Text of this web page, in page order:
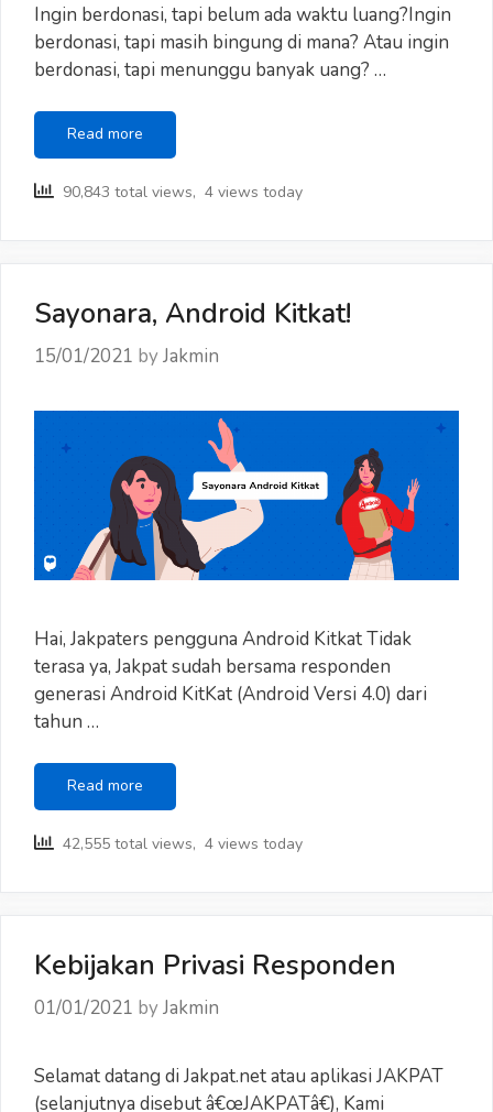
Ingin berdonasi, tapi belum ada waktu luang?Ingin
berdonasi, tapi masih bingung di mana? Atau ingin
berdonasi, tapi menunggu banyak uang? …
Read more
Ikut
Melalui
90,843 total views, 4 views today
Sayonara, Android Kitkat!
15/01/2021 byJakmin
Hai, Jakpaters pengguna Android Kitkat Tidak
terasa ya, Jakpat sudah bersama responden
generasi Android KitKat (Android Versi 4.0) dari
tahun …
Read more
Android
42,555 total views, 4 views today
Kebijakan Privasi Responden
01/01/2021 byJakmin
Selamat datang di Jakpat.net atau aplikasi JAKPAT
(selanjutnya disebut â€œJAKPATâ€), Kami